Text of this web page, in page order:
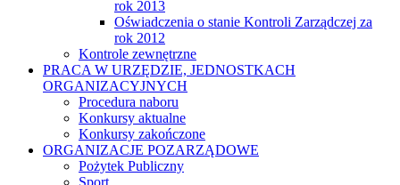
rok 2013
Oświadczenia o stanie Kontroli Zarządczej za
rok 2012
Kontrole zewnętrzne
PRACA W URZĘDZIE, JEDNOSTKACH
ORGANIZACYJNYCH
Procedura naboru
Konkursy aktualne
Konkursy zakończone
ORGANIZACJE POZARZĄDOWE
Pożytek Publiczny